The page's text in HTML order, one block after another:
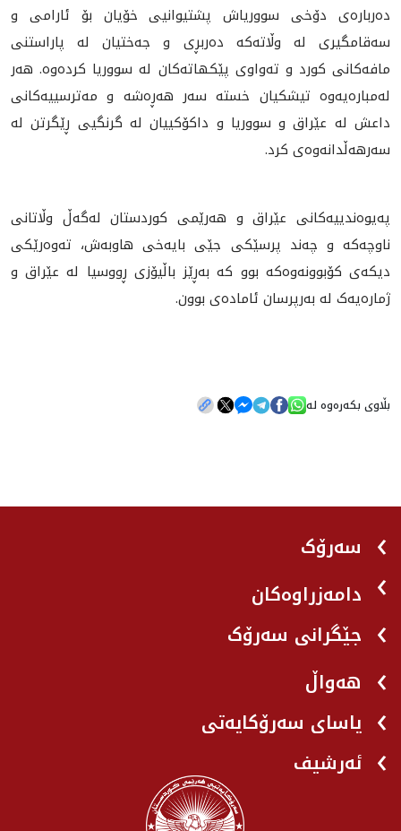
ده‌رباره‌ى دۆخى سوورياش پشتيوانيى خۆيان بۆ ئارامى و
سه‌قامگيرى له‌ وڵاته‌كه‌ ده‌ربڕى و جه‌ختيان له‌ پاراستنى
مافه‌كانى كورد و ته‌واوى پێكهاته‌كان له‌ سووريا كرده‌وه‌. هه‌ر
له‌مباره‌يه‌وه‌ تیشكيان خسته‌ سه‌ر هه‌ڕه‌شه‌ و مه‌ترسييه‌كانى
داعش له‌ عێراق و سووريا و داكۆكييان له‌ گرنگيى ڕێگرتن له‌
سه‌رهه‌ڵدانه‌وه‌ى كرد.
په‌يوه‌ندييه‌كانى عێراق و هه‌رێمى كوردستان له‌گه‌ڵ وڵاتانى
ناوچه‌كه و چه‌ند پرسێكى جێى بايه‌خى هاوبه‌ش‌، ته‌وه‌رێكى
ديكه‌ى كۆبوونه‌وه‌كه‌ بوو که‌ به‌ڕێز باڵیۆزی ڕووسیا له‌ عێراق و
ژماره‌یه‌ک له‌ به‌رپرسان ئاماده‌ی بوون.
بڵاوی بکەرەوە لە
سەرۆک
دامەزراوەکان
جێگرانی سه‌رۆک
هه‌واڵ
یاسای سەرۆکایەتی
ئەرشیف